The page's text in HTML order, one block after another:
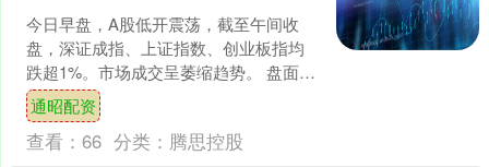
今日早盘，A股低开震荡，截至午间收
盘，深证成指、上证指数、创业板指均
跌超1%。市场成交呈萎缩趋势。 盘面
上，医疗美容、电网设备、酿酒、影视
院线等板块逆市上扬，贵....
通昭配资
查看： 66 分类： 腾思控股